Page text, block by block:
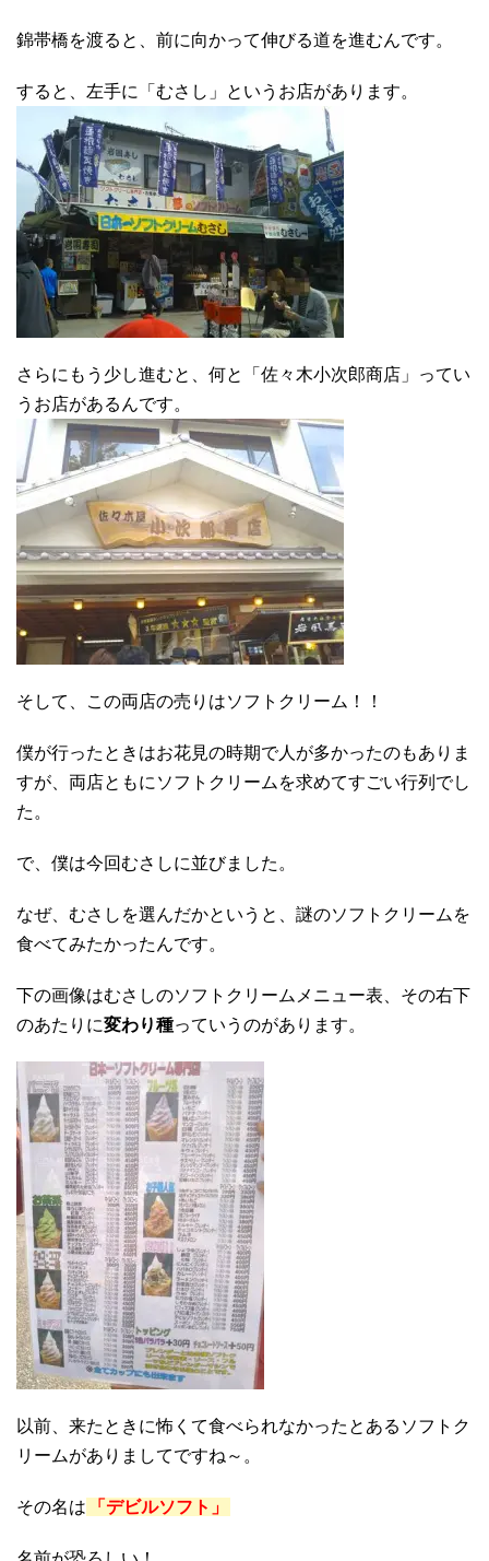
錦帯橋を渡ると、前に向かって伸びる道を進むんです。
すると、左手に「むさし」というお店があります。
さらにもう少し進むと、何と「佐々木小次郎商店」ってい
うお店があるんです。
そして、この両店の売りはソフトクリーム！！
僕が行ったときはお花見の時期で人が多かったのもありま
すが、両店ともにソフトクリームを求めてすごい行列でし
た。
で、僕は今回むさしに並びました。
なぜ、むさしを選んだかというと、謎のソフトクリームを
食べてみたかったんです。
下の画像はむさしのソフトクリームメニュー表、その右下
のあたりに変わり種っていうのがあります。
以前、来たときに怖くて食べられなかったとあるソフトク
リームがありましてですね～。
その名は 「デビルソフト」